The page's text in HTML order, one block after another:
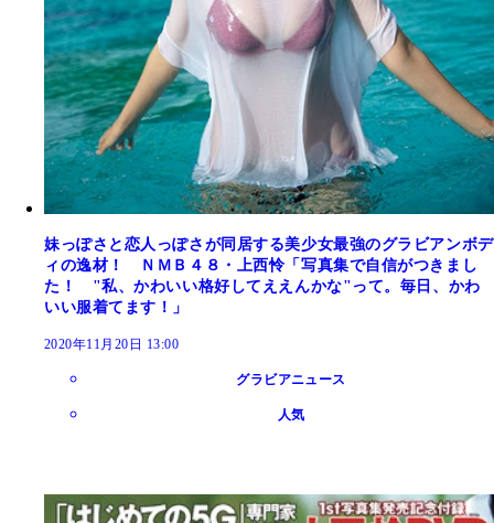
妹っぽさと恋人っぽさが同居する美少女最強のグラビアンボデ
ィの逸材！ ＮＭＢ４８・上西怜「写真集で自信がつきまし
た！ "私、かわいい格好してええんかな"って。毎日、かわ
いい服着てます！」
2020年11月20日 13:00
グラビアニュース
人気